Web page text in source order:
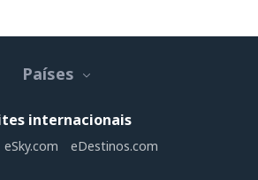
incorreta
Países
internacionais
eSky.com eDestinos.com